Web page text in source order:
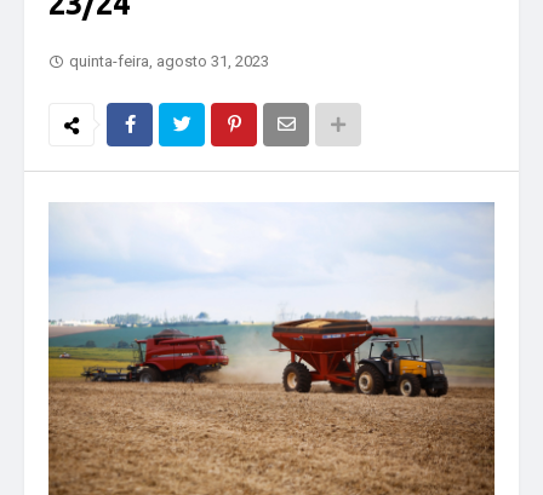
quinta-feira, agosto 31, 2023